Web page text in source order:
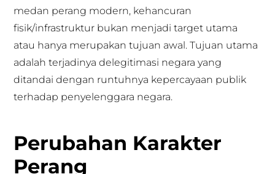
medan perang modern, kehancuran
fisik/infrastruktur bukan menjadi target utama
atau hanya merupakan tujuan awal. Tujuan utama
adalah terjadinya delegitimasi negara yang
ditandai dengan runtuhnya kepercayaan publik
terhadap penyelenggara negara.
Perubahan Karakter
Perang